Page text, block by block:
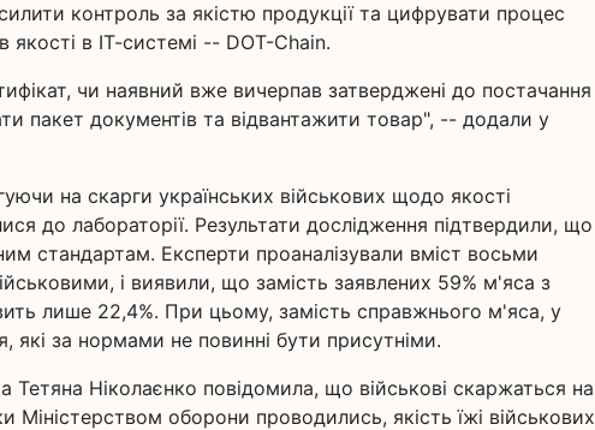
контроль за якістю продукції та цифрувати процес
якості в ІТ-системі -- DOT-Chain.
чи наявний вже вичерпав затверджені до постачання
пакет документів та відвантажити товар", -- додали у
на скарги українських військових щодо якості
до лабораторії. Результати дослідження підтвердили, що
стандартам. Експерти проаналізували вміст восьми
і виявили, що замість заявлених 59% м'яса з
лише 22,4%. При цьому, замість справжнього м'яса, у
які за нормами не повинні бути присутніми.
Ніколаєнко повідомила, що військові скаржаться на
Міністерством оборони проводились, якість їжі військових